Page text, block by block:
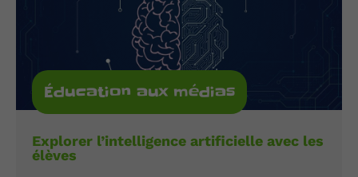
Éducation aux médias
Explorer l’intelligence artificielle avec les
élèves